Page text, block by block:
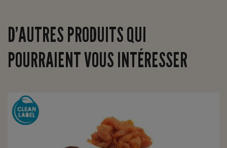
D’AUTRES PRODUITS QUI
POURRAIENT VOUS INTÉRESSER